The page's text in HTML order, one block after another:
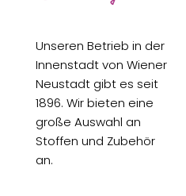
Unseren Betrieb in der
Innenstadt von Wiener
Neustadt gibt es seit
1896. Wir bieten eine
große Auswahl an
Stoffen und Zubehör
an.